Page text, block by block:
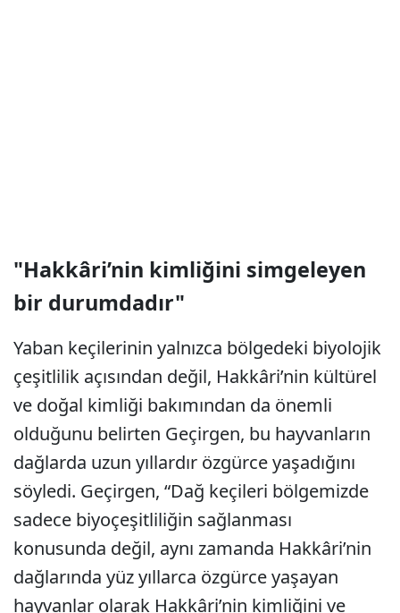
"Hakkâri’nin kimliğini simgeleyen
bir durumdadır"
Yaban keçilerinin yalnızca bölgedeki biyolojik
çeşitlilik açısından değil, Hakkâri’nin kültürel
ve doğal kimliği bakımından da önemli
olduğunu belirten Geçirgen, bu hayvanların
dağlarda uzun yıllardır özgürce yaşadığını
söyledi. Geçirgen, “Dağ keçileri bölgemizde
sadece biyoçeşitliliğin sağlanması
konusunda değil, aynı zamanda Hakkâri’nin
dağlarında yüz yıllarca özgürce yaşayan
hayvanlar olarak Hakkâri’nin kimliğini ve